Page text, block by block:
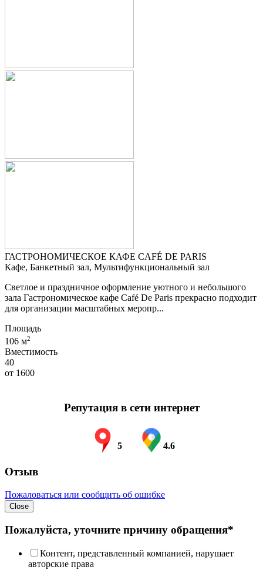
ГАСТРОНОМИЧЕСКОЕ КАФЕ CAFÉ DE PARIS
Кафе, Банкетный зал, Мультифункциональный зал
Светлое и праздничное оформление уютного и небольшого
зала Гастрономическое кафе Café De Paris прекрасно подходит
для организации масштабных меропр...
Площадь
106 м2
Вместимость
40
от 1600
Репутация в сети интернет
5 4.6
Отзыв
Пожаловаться или сообщить об ошибке
Close
Пожалуйста, уточните причину обращения*
Контент, представленный компанией, нарушает
авторские права